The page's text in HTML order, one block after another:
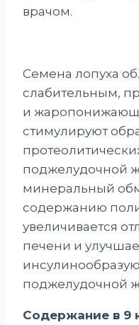
врачом.
Семена лопуха
слабительным,
и
стимулируют
поджелудочной
минеральный
содержанию
увеличивается
печени и
поджелудочной
Содержание в 9